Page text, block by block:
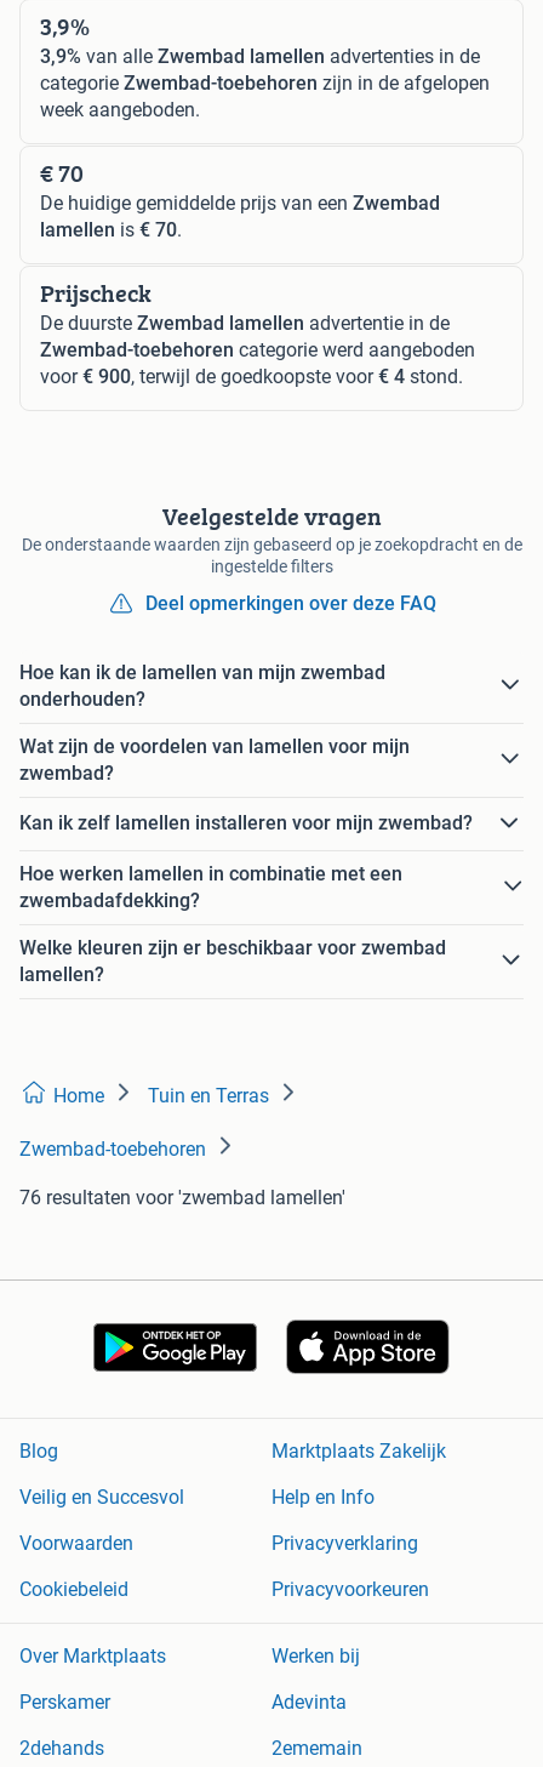
3,9%
3,9% van alle Zwembad lamellen advertenties in de
categorie Zwembad-toebehoren zijn in de afgelopen
week aangeboden.
€ 70
De huidige gemiddelde prijs van een Zwembad
lamellen is € 70.
Prijscheck
De duurste Zwembad lamellen advertentie in de
Zwembad-toebehoren categorie werd aangeboden
voor€ 900, terwijl de goedkoopste voor€ 4 stond.
Veelgestelde vragen
De onderstaande waarden zijn gebaseerd op je zoekopdracht en de
ingestelde filters
Deel opmerkingen over deze FAQ
Hoe kan ik de lamellen van mijn zwembad
onderhouden?
Wat zijn de voordelen van lamellen voor mijn
zwembad?
Kan ik zelf lamellen installeren voor mijn zwembad?
Hoe werken lamellen in combinatie met een
zwembadafdekking?
Welke kleuren zijn er beschikbaar voor zwembad
lamellen?
Home Tuin en Terras
Zwembad-toebehoren
76 resultaten voor 'zwembad lamellen'
Blog
Marktplaats Zakelijk
Veilig en Succesvol
Help en Info
Voorwaarden
Privacyverklaring
Cookiebeleid
Privacyvoorkeuren
Over Marktplaats
Werken bij
Perskamer
Adevinta
2dehands
2ememain